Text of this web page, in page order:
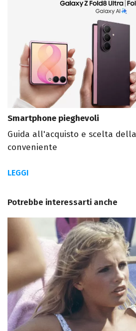
Smartphone pieghevoli
Guida all'acquisto e scelta
conveniente
LEGGI
Potrebbe interessarti anche